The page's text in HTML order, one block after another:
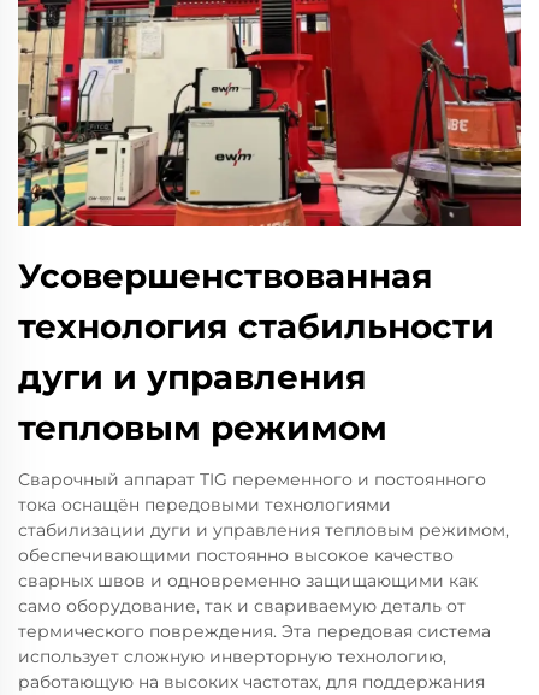
Усовершенствованная
технология стабильности
дуги и управления
тепловым режимом
Сварочный аппарат TIG переменного и постоянного
тока оснащён передовыми технологиями
стабилизации дуги и управления тепловым режимом,
обеспечивающими постоянно высокое качество
сварных швов и одновременно защищающими как
само оборудование, так и свариваемую деталь от
термического повреждения. Эта передовая система
использует сложную инверторную технологию,
работающую на высоких частотах, для поддержания